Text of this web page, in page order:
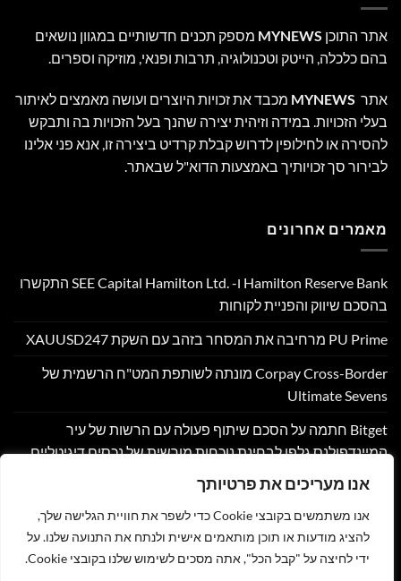
אנו מעריכים את פרטיותך
אנו משתמשים בקובצי Cookie כדי לשפר את חוויית הגלישה שלך,
להציג מודעות או תוכן מותאמים אישית ולנתח את התנועה שלנו. על
ידי לחיצה על "קבל הכל", אתה מסכים לשימוש שלנו בקובצי Cookie.
אתר התוכן MYNEWS מספק תכנים חדשותיים במגוון נושאים
בהם כלכלה, הייטק וטכנולוגיה, תרבות ופנאי, מוזיקה וספרים.
אתר MYNEWS מכבד את זכויות היוצרים ועושה מאמצים לאיתור
בעלי הזכויות. במידה וזיהית יצירה שהנך בעל הזכויות בה ותבקש
להסירה או לחילופין לדרוש קבלת קרדיט ביצירה זו, אנא פני אלינו
לבירור סך זכויותיך באמצעות הדוא"ל שבאתר.
מאמרים אחרונים
Hamilton Reserve Bank ו- SEE Capital Hamilton Ltd.‎ התקשרו
בהסכם שיווק והפניית לקוחות
PU Prime מרחיבה את המסחר בזהב עם השקת XAUUSD247
Corpay Cross-Border מונתה לשותפת המט"ח הרשמית של
Ultimate Sevens
Bitget חתמה על הסכם שיתוף פעולה עם הרשות של עיר
המיינדפולנס גלפו לבחינת נוכחות מורשית של נכסים דיגיטליים
Nyxoah מדווחת על תוצאות פיננסיות ותפעוליות ברבעון השני
ובמחצית הראשונה של 2026